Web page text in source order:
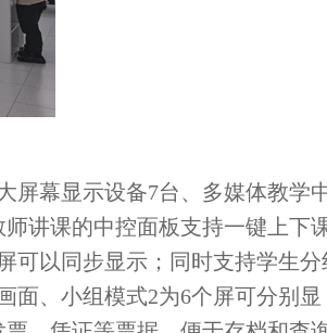
屏幕显示设备7台、多媒体教学
讲课的中控面板支持一键上下
可以同步显示；同时支持学生分
面、小组模式2为6个屏可分别显